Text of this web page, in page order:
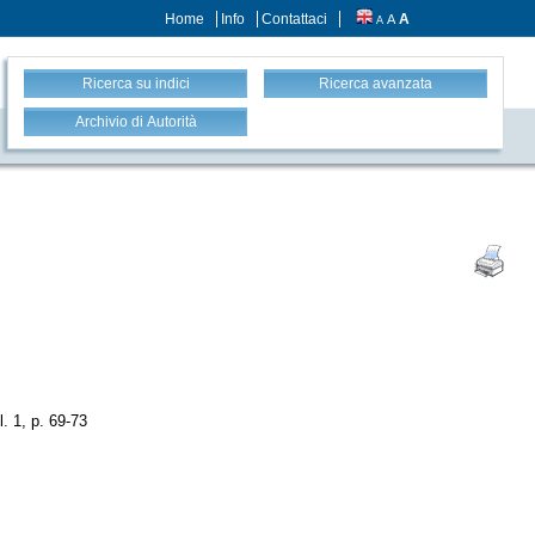
Home Info Contattaci A A A
Ricerca su indici Ricerca avanzata
Archivio di Autorità